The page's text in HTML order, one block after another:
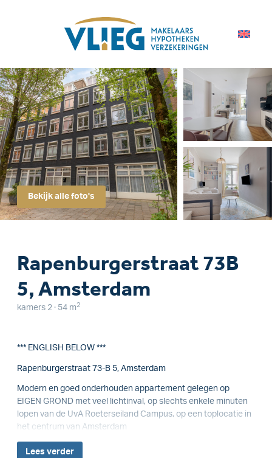
Bekijk alle foto's
Rapenburgerstraat 73B
5, Amsterdam
kamers 2 · 54 m 2
*** ENGLISH BELOW ***
Rapenburgerstraat 73-B 5, Amsterdam
Modern en goed onderhouden appartement gelegen op
EIGEN GROND met veel lichtinval, op slechts enkele minuten
lopen van de UvA Roeterseiland Campus, op een toplocatie in
het centrum van Amsterdam
Lees verder